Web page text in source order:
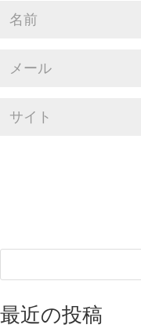
最近の投稿